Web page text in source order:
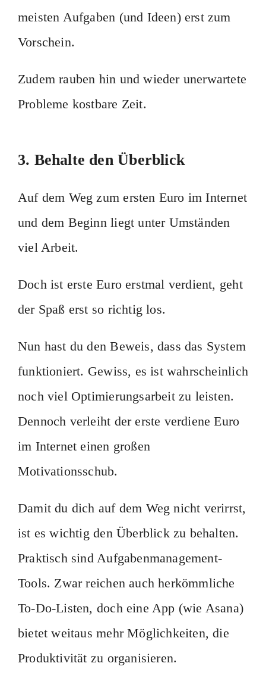
meisten Aufgaben (und Ideen) erst zum
Vorschein.
Zudem rauben hin und wieder unerwartete
Probleme kostbare Zeit.
3. Behalte den Überblick
Auf dem Weg zum ersten Euro im Internet
und dem Beginn liegt unter Umständen
viel Arbeit.
Doch ist erste Euro erstmal verdient, geht
der Spaß erst so richtig los.
Nun hast du den Beweis, dass das System
funktioniert. Gewiss, es ist wahrscheinlich
noch viel Optimierungsarbeit zu leisten.
Dennoch verleiht der erste verdiene Euro
im Internet einen großen
Motivationsschub.
Damit du dich auf dem Weg nicht verirrst,
ist es wichtig den Überblick zu behalten.
Praktisch sind Aufgabenmanagement-
Tools. Zwar reichen auch herkömmliche
To-Do-Listen, doch eine App (wie Asana)
bietet weitaus mehr Möglichkeiten, die
Produktivität zu organisieren.